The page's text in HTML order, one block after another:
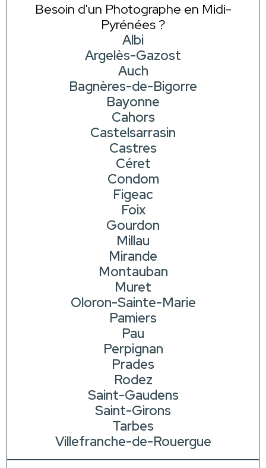
Besoin d'un Photographe en Midi-
Pyrénées ?
Albi
Argelès-Gazost
Auch
Bagnères-de-Bigorre
Bayonne
Cahors
Castelsarrasin
Castres
Céret
Condom
Figeac
Foix
Gourdon
Millau
Mirande
Montauban
Muret
Oloron-Sainte-Marie
Pamiers
Pau
Perpignan
Prades
Rodez
Saint-Gaudens
Saint-Girons
Tarbes
Villefranche-de-Rouergue